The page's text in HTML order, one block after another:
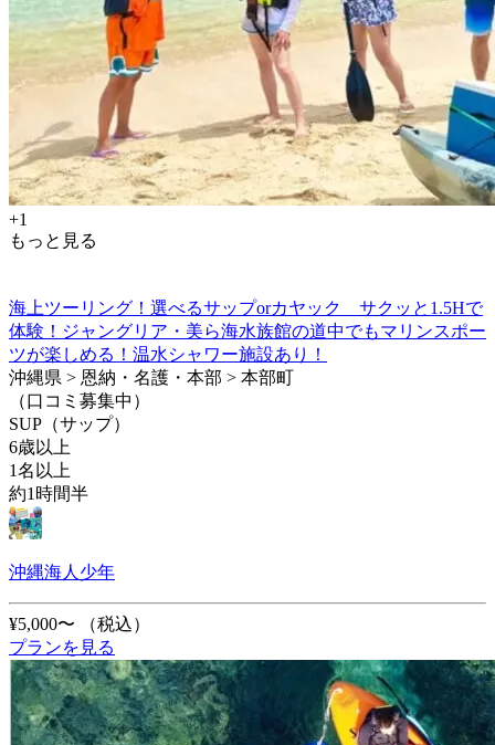
+1
もっと見る
海上ツーリング！選べるサップorカヤック サクッと1.5Hで
体験！ジャングリア・美ら海水族館の道中でもマリンスポー
ツが楽しめる！温水シャワー施設あり！
沖縄県 > 恩納・名護・本部 > 本部町
（口コミ募集中）
SUP（サップ）
6歳以上
1名以上
約1時間半
沖縄海人少年
¥5,000〜
（税込）
プランを見る